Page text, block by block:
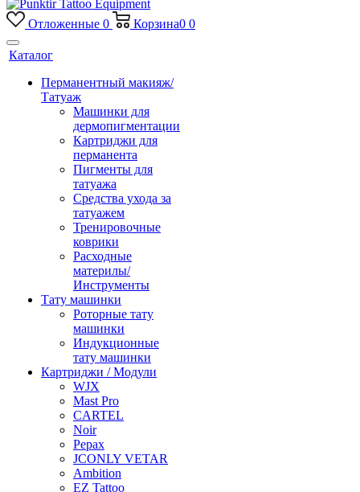
Отложенные 0 Корзина0 0
Каталог
Перманентный макияж/
Татуаж
Машинки для
дермопигментации
Картриджи для
перманента
Пигменты для
татуажа
Средства ухода за
татуажем
Тренировочные
коврики
Расходные
материлы/
Инструменты
Тату машинки
Роторные тату
машинки
Индукционные
тату машинки
Картриджи / Модули
WJX
Mast Pro
CARTEL
Noir
Pepax
JCONLY VETAR
Ambition
EZ Tattoo